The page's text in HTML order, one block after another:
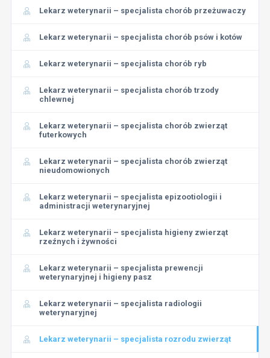
Lekarz weterynarii – specjalista chorób przeżuwaczy
Lekarz weterynarii – specjalista chorób psów i kotów
Lekarz weterynarii – specjalista chorób ryb
Lekarz weterynarii – specjalista chorób trzody
chlewnej
Lekarz weterynarii – specjalista chorób zwierząt
futerkowych
Lekarz weterynarii – specjalista chorób zwierząt
nieudomowionych
Lekarz weterynarii – specjalista epizootiologii i
administracji weterynaryjnej
Lekarz weterynarii – specjalista higieny zwierząt
rzeźnych i żywności
Lekarz weterynarii – specjalista prewencji
weterynaryjnej i higieny pasz
Lekarz weterynarii – specjalista radiologii
weterynaryjnej
Lekarz weterynarii – specjalista rozrodu zwierząt